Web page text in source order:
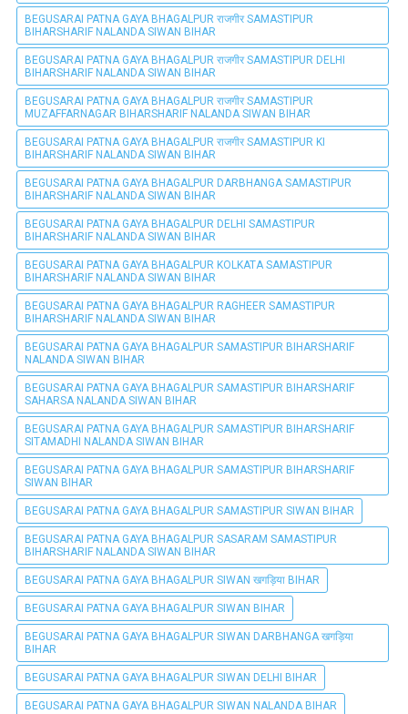
BEGUSARAI PATNA GAYA BHAGALPUR राजगीर SAMASTIPUR
BIHARSHARIF NALANDA SIWAN BIHAR
BEGUSARAI PATNA GAYA BHAGALPUR राजगीर SAMASTIPUR DELHI
BIHARSHARIF NALANDA SIWAN BIHAR
BEGUSARAI PATNA GAYA BHAGALPUR राजगीर SAMASTIPUR
MUZAFFARNAGAR BIHARSHARIF NALANDA SIWAN BIHAR
BEGUSARAI PATNA GAYA BHAGALPUR राजगीर SAMASTIPUR KI
BIHARSHARIF NALANDA SIWAN BIHAR
BEGUSARAI PATNA GAYA BHAGALPUR DARBHANGA SAMASTIPUR
BIHARSHARIF NALANDA SIWAN BIHAR
BEGUSARAI PATNA GAYA BHAGALPUR DELHI SAMASTIPUR
BIHARSHARIF NALANDA SIWAN BIHAR
BEGUSARAI PATNA GAYA BHAGALPUR KOLKATA SAMASTIPUR
BIHARSHARIF NALANDA SIWAN BIHAR
BEGUSARAI PATNA GAYA BHAGALPUR RAGHEER SAMASTIPUR
BIHARSHARIF NALANDA SIWAN BIHAR
BEGUSARAI PATNA GAYA BHAGALPUR SAMASTIPUR BIHARSHARIF
NALANDA SIWAN BIHAR
BEGUSARAI PATNA GAYA BHAGALPUR SAMASTIPUR BIHARSHARIF
SAHARSA NALANDA SIWAN BIHAR
BEGUSARAI PATNA GAYA BHAGALPUR SAMASTIPUR BIHARSHARIF
SITAMADHI NALANDA SIWAN BIHAR
BEGUSARAI PATNA GAYA BHAGALPUR SAMASTIPUR BIHARSHARIF
SIWAN BIHAR
BEGUSARAI PATNA GAYA BHAGALPUR SAMASTIPUR SIWAN BIHAR
BEGUSARAI PATNA GAYA BHAGALPUR SASARAM SAMASTIPUR
BIHARSHARIF NALANDA SIWAN BIHAR
BEGUSARAI PATNA GAYA BHAGALPUR SIWAN खगड़िया BIHAR
BEGUSARAI PATNA GAYA BHAGALPUR SIWAN BIHAR
BEGUSARAI PATNA GAYA BHAGALPUR SIWAN DARBHANGA खगड़िया
BIHAR
BEGUSARAI PATNA GAYA BHAGALPUR SIWAN DELHI BIHAR
BEGUSARAI PATNA GAYA BHAGALPUR SIWAN NALANDA BIHAR